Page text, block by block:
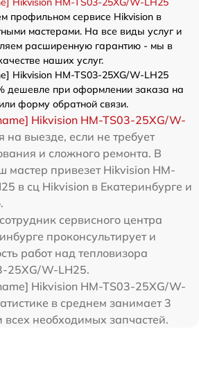
профильном сервисе Hikvision в
мастерами. На все виды услуг и
расширенную гарантию - мы в
наших услуг.
Hikvision HM-TS03-25XG/W-LH25
дешевле при оформлении заказа на
форму обратной связи.
Hikvision HM-TS03-25XG/W-
на выезде, если не требует
и сложного ремонта. В
мастер привезет Hikvision HM-
в сц Hikvision в Екатеринбурге и
сервисного центра
проконсультирует и
работ над тепловизора
25XG/W-LH25.
Hikvision HM-TS03-25XG/W-
в среднем занимает 3
необходимых запчастей.